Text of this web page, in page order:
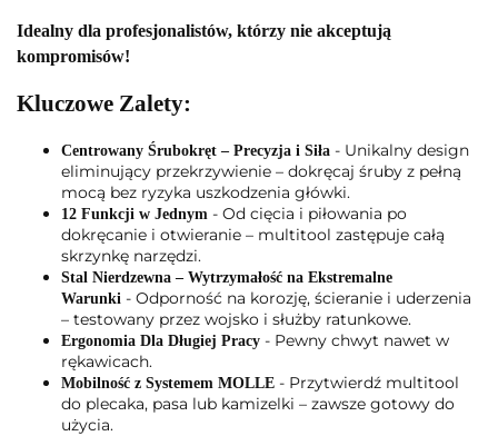
Idealny dla profesjonalistów, którzy nie akceptują
kompromisów!
Kluczowe Zalety:
Centrowany Śrubokręt – Precyzja i Siła - Unikalny design
eliminujący przekrzywienie – dokręcaj śruby z pełną
mocą bez ryzyka uszkodzenia główki.
12 Funkcji w Jednym - Od cięcia i piłowania po
dokręcanie i otwieranie – multitool zastępuje całą
skrzynkę narzędzi.
Stal Nierdzewna – Wytrzymałość na Ekstremalne
Warunki - Odporność na korozję, ścieranie i uderzenia
– testowany przez wojsko i służby ratunkowe.
Ergonomia Dla Długiej Pracy - Pewny chwyt nawet w
rękawicach.
Mobilność z Systemem MOLLE - Przytwierdź multitool
do plecaka, pasa lub kamizelki – zawsze gotowy do
użycia.